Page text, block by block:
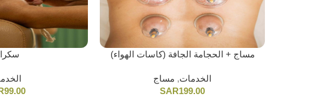
99.00
مساج + الحجامة الجافة (كاسات الهواء)
الخدمات, مساج
SAR199.00